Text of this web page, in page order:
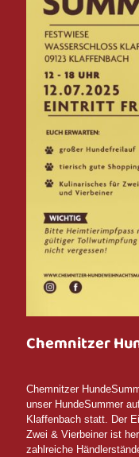
Chemnitzer
Chemnitzer
unser HundeSummer
Klaffenbach statt. Der
Zwei & Vierbeiner ist
zahlreiche